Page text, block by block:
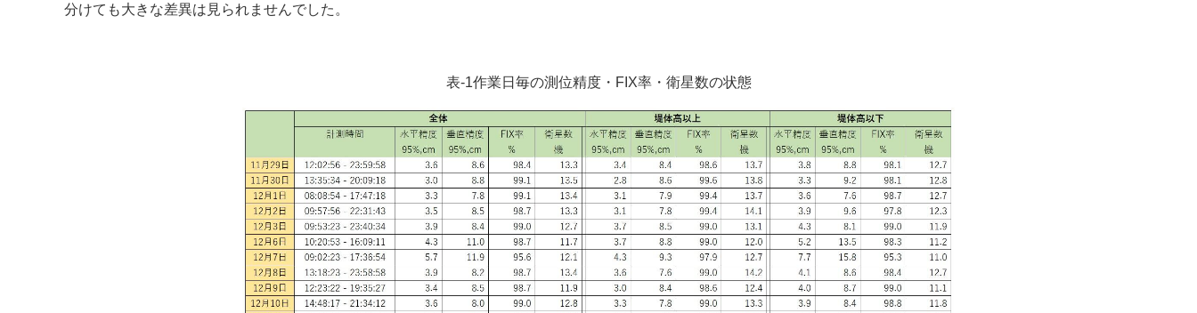
分けても大きな差異は見られませんでした。
表-1作業日毎の測位精度・FIX率・衛星数の状態